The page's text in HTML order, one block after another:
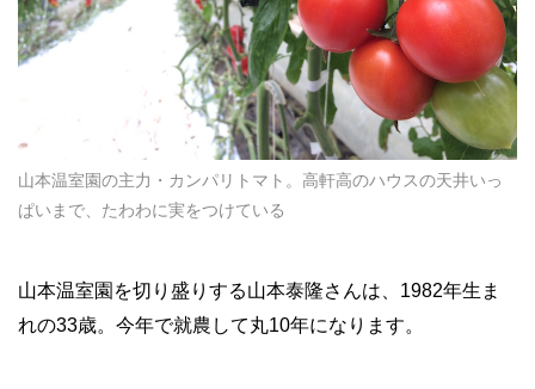
山本温室園の主力・カンパリトマト。高軒高のハウスの天井いっ
ぱいまで、たわわに実をつけている
山本温室園を切り盛りする山本泰隆さんは、1982年生ま
れの33歳。今年で就農して丸10年になります。